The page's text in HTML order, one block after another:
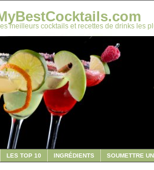
meilleurs cocktails et recettes de drinks les
LES TOP 10 INGRÉDIENTS SOUMETTRE